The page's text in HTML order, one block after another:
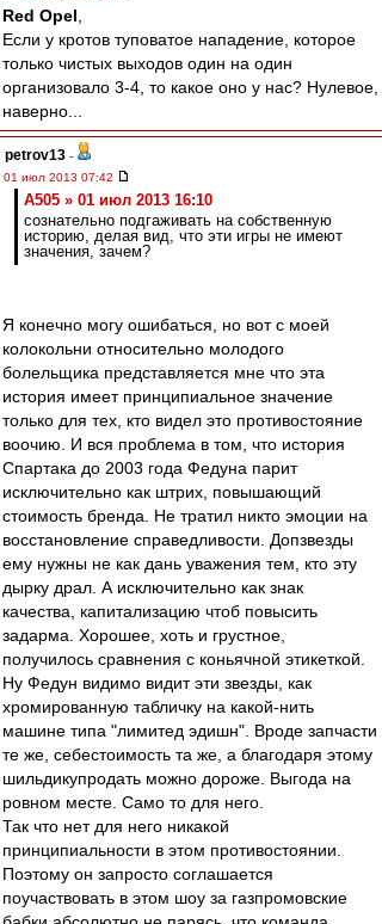
Red Opel
Если у кротов туповатое нападение, которое
только чистых выходов один на один
организовало 3-4, то какое оно у нас? Нулевое,
наверно...
petrov13 -
01 июл 2013 07:42
A505 » 01 июл 2013 16:10
сознательно подгаживать на собственную
историю, делая вид, что эти игры не имеют
значения, зачем?
Я конечно могу ошибаться, но вот с моей
колокольни относительно молодого
болельщика представляется мне что эта
история имеет принципиальное значение
только для тех, кто видел это противостояние
воочию. И вся проблема в том, что история
Спартака до 2003 года Федуна парит
исключительно как штрих, повышающий
стоимость бренда. Не тратил никто эмоции на
восстановление справедливости. Допзвезды
ему нужны не как дань уважения тем, кто эту
дырку драл. А исключительно как знак
качества, капитализацию чтоб повысить
задарма. Хорошее, хоть и грустное,
получилось сравнения с коньячной этикеткой.
Ну Федун видимо видит эти звезды, как
хромированную табличку на какой-нить
машине типа "лимитед эдишн". Вроде запчасти
те же, себестоимость та же, а благодаря этому
шильдикупродать можно дороже. Выгода на
ровном месте. Само то для него.
Так что нет для него никакой
принципиальности в этом противостоянии.
Поэтому он запросто соглашается
поучаствовать в этом шоу за газпромовские